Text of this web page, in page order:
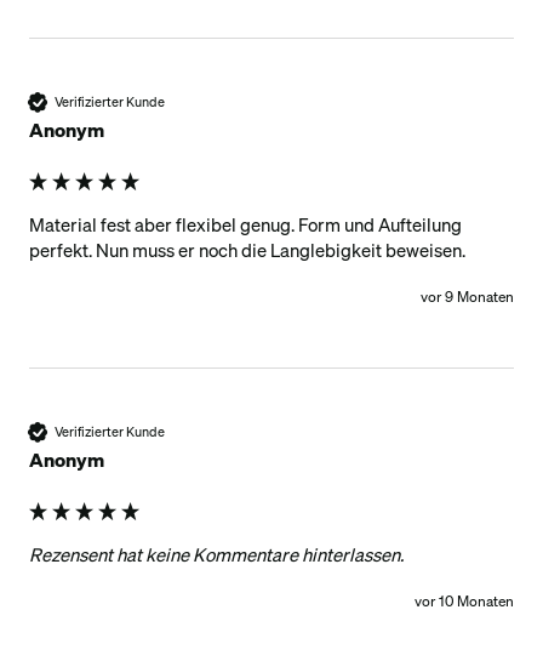
Verifizierter Kunde
Anonym
Material fest aber flexibel genug. Form und Aufteilung
perfekt. Nun muss er noch die Langlebigkeit beweisen.
vor 9 Monaten
Verifizierter Kunde
Anonym
Rezensent hat keine Kommentare hinterlassen.
vor 10 Monaten